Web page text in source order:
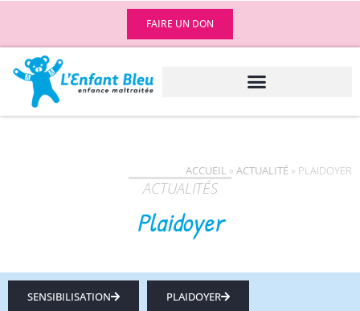
FAIRE UN DON
ACCUEIL » ACTUALITÉ » PLAIDOYER
ACTUALITÉS
Plaidoyer
SENSIBILISATION PLAIDOYER